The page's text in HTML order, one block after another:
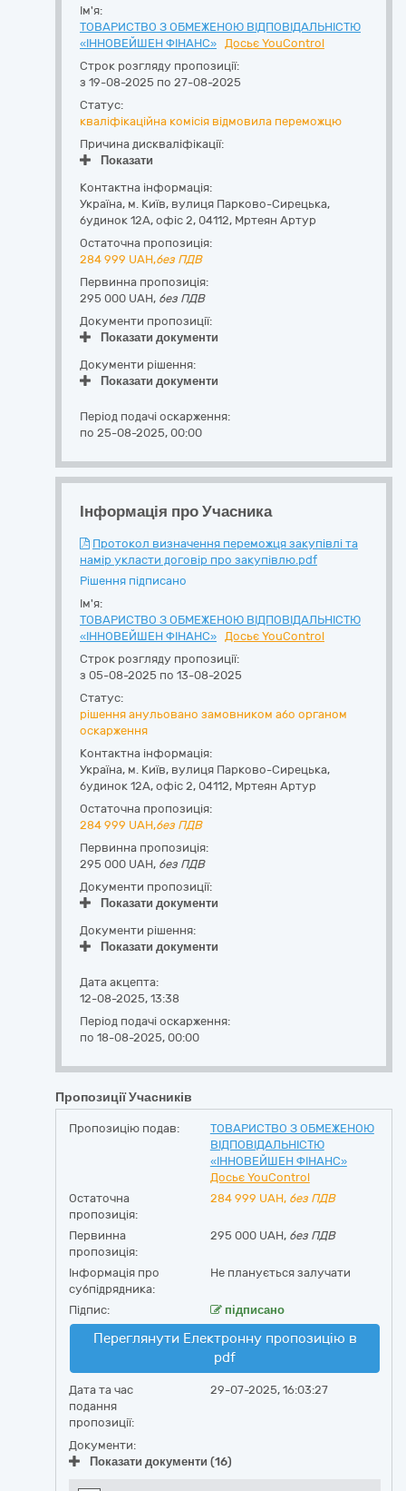
Ім'я:
ТОВАРИСТВО З ОБМЕЖЕНОЮ ВІДПОВІДАЛЬНІСТЮ
«ІННОВЕЙШЕН ФІНАНС» Досьє YouControl
Строк розгляду пропозиції:
з 19-08-2025 по 27-08-2025
Статус:
кваліфікаційна комісія відмовила переможцю
Причина дискваліфікації:
Показати
Контактна інформація:
Україна, м. Київ, вулиця Парково-Сирецька,
будинок 12А, офіс 2, 04112, Мртеян Артур
Остаточна пропозиція:
284 999 UAH,без ПДВ
Первинна пропозиція:
295 000 UAH, без ПДВ
Документи пропозиції:
Показати документи
Документи рішення:
Показати документи
Період подачі оскарження:
по 25-08-2025, 00:00
Інформація про Учасника
Протокол визначення переможця закупівлі та
намір укласти договір про закупівлю.pdf
Рішення підписано
Ім'я:
ТОВАРИСТВО З ОБМЕЖЕНОЮ ВІДПОВІДАЛЬНІСТЮ
«ІННОВЕЙШЕН ФІНАНС» Досьє YouControl
Строк розгляду пропозиції:
з 05-08-2025 по 13-08-2025
Статус:
рішення анульовано замовником або органом
оскарження
Контактна інформація:
Україна, м. Київ, вулиця Парково-Сирецька,
будинок 12А, офіс 2, 04112, Мртеян Артур
Остаточна пропозиція:
284 999 UAH,без ПДВ
Первинна пропозиція:
295 000 UAH, без ПДВ
Документи пропозиції:
Показати документи
Документи рішення:
Показати документи
Дата акцепта:
12-08-2025, 13:38
Період подачі оскарження:
по 18-08-2025, 00:00
Пропозиції Учасників
Пропозицію подав:
ТОВАРИСТВО З ОБМЕЖЕНОЮ
ВІДПОВІДАЛЬНІСТЮ
«ІННОВЕЙШЕН ФІНАНС»
Досьє YouControl
Остаточна
пропозиція:
284 999 UAH, без ПДВ
Первинна
пропозиція:
295 000 UAH, без ПДВ
Інформація про
субпідрядника:
Не планується залучати
Підпис: підписано
Переглянути Електронну пропозицію в
pdf
Дата та час
подання
пропозиції:
29-07-2025, 16:03:27
Документи:
Показати документи (16)